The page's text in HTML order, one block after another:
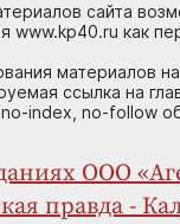
сайта
www.kp40.ru как
материалов
ссылка на
index, no-follow
ООО
правда -